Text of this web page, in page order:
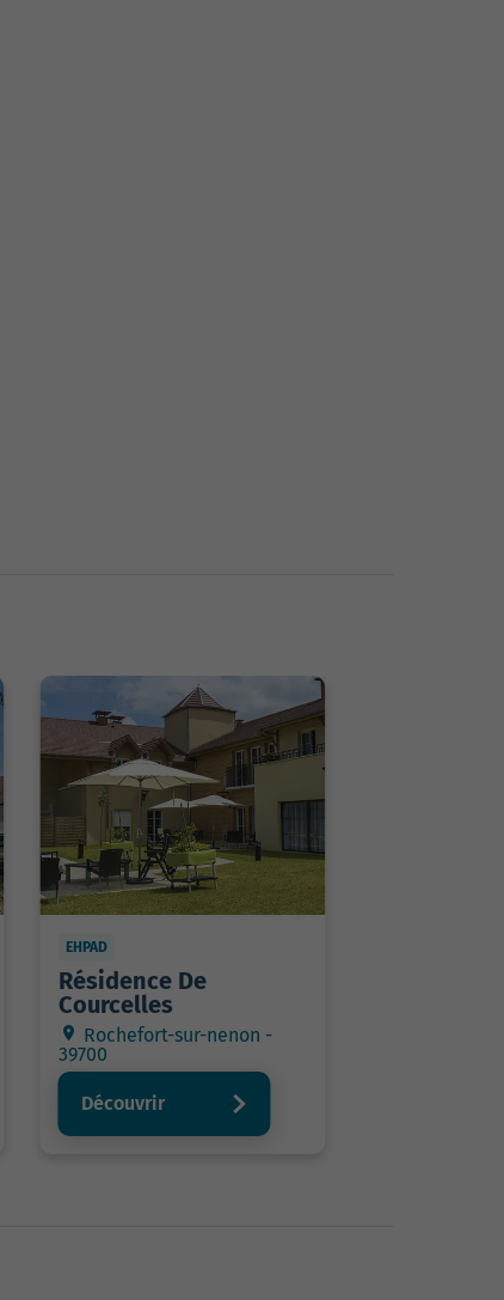
EHPAD
Résidence De
Courcelles
Rochefort-sur-nenon -
39700
Découvrir